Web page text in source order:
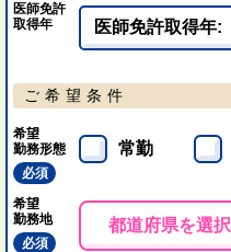
医師免許
取得年
ご希望条件
希望
勤務形態
必須
常勤
希望
勤務地
必須
都道府県を選択